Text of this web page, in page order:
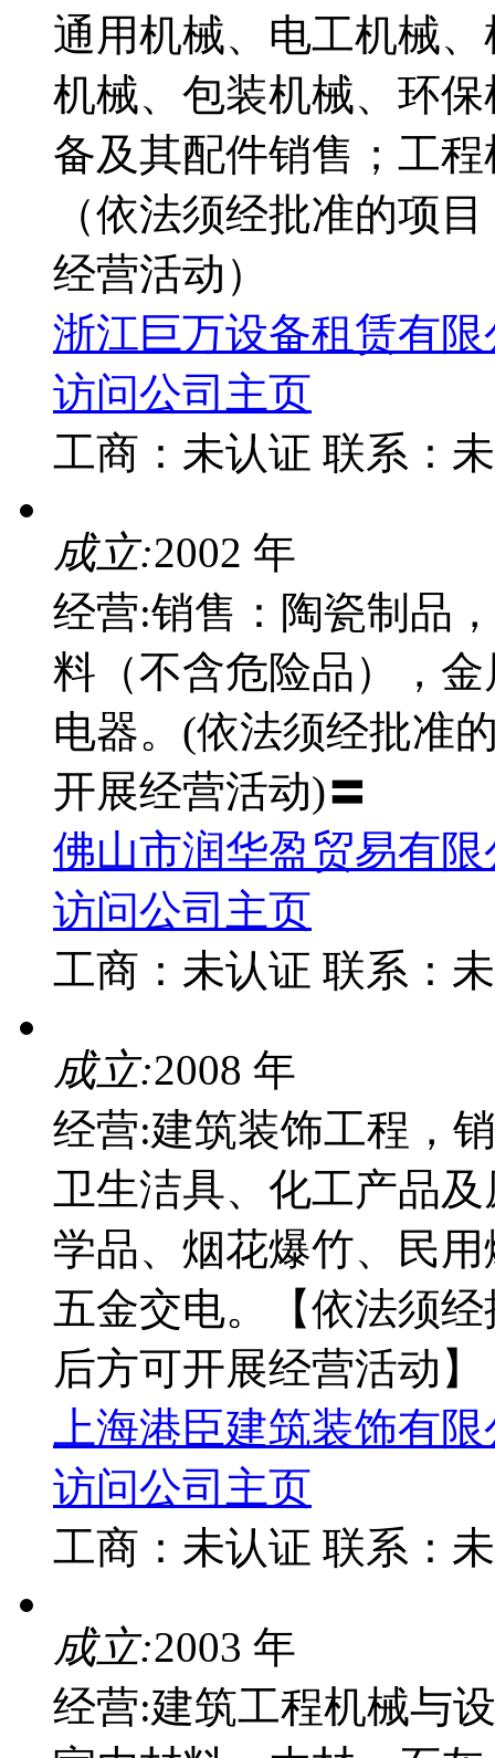
通用机械、电工机械
机械、包装机械、环
备及其配件销售；工
（依法须经批准的项
经营活动）
浙江巨万设备租赁有限
访问公司主页
工商： 未认证 联系：
成立:2002 年
经营:销售：陶瓷制品
料（不含危险品），
电器。(依法须经批准
开展经营活动)〓
佛山市润华盈贸易有限
访问公司主页
工商： 未认证 联系：
成立:2008 年
经营:建筑装饰工程，
卫生洁具、化工产品
学品、烟花爆竹、民
五金交电。【依法须
后方可开展经营活动】
上海港臣建筑装饰有
访问公司主页
工商： 未认证 联系：
成立:2003 年
经营:建筑工程机械与